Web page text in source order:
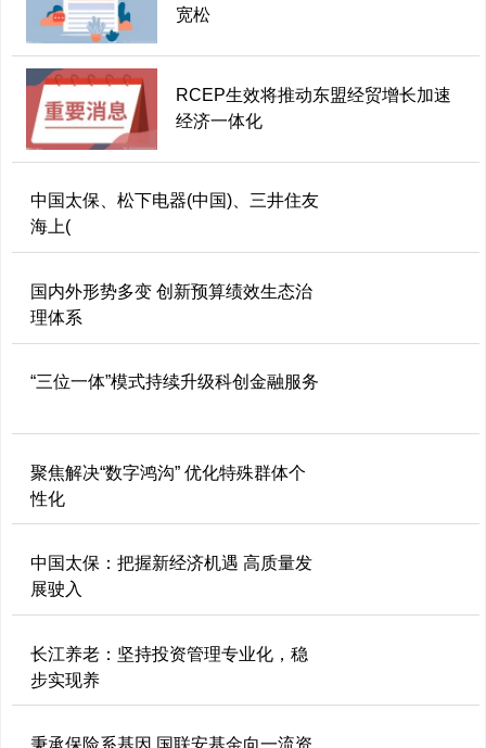
宽松
RCEP生效将推动东盟经贸增长加速
经济一体化
中国太保、松下电器(中国)、三井住友
海上(
国内外形势多变 创新预算绩效生态治
理体系
“三位一体”模式持续升级科创金融服务
聚焦解决“数字鸿沟” 优化特殊群体个
性化
中国太保：把握新经济机遇 高质量发
展驶入
长江养老：坚持投资管理专业化，稳
步实现养
秉承保险系基因 国联安基金向一流资